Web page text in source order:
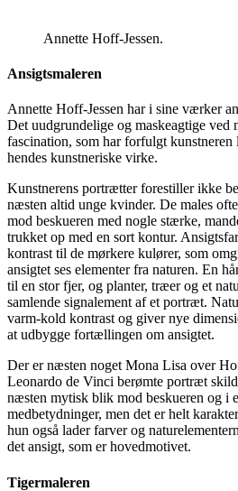
Annette Hoff-Jessen.
Ansigtsmaleren
Annette Hoff-Jessen har i sine værker
Det uudgrundelige og maskeagtige ved
fascination, som har forfulgt kunstneren
hendes kunstneriske virke.
Kunstnerens portrætter forestiller ikke
næsten altid unge kvinder. De males
mod beskueren med nogle stærke,
trukket op med en sort kontur.
kontrast til de mørkere kulører, som
ansigtet ses elementer fra naturen. En
til en stor fjer, og planter, træer og et
samlende signalement af et portræt.
varm-kold kontrast og giver nye
at udbygge fortællingen om ansigtet.
Der er næsten noget Mona Lisa over
Leonardo de Vinci berømte portræt
næsten mytisk blik mod beskueren og i
medbetydninger, men det er helt
hun også lader farver og
det ansigt, som er hovedmotivet.
Tigermaleren